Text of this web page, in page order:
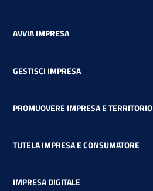
AVVIA IMPRESA
GESTISCI IMPRESA
PROMUOVERE IMPRESA E TERRITORIO
TUTELA IMPRESA E CONSUMATORE
IMPRESA DIGITALE